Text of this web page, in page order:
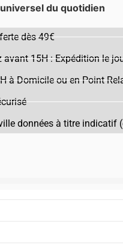
du quotidien
dès 49€
avant 15H : Expédition le
à Domicile ou en Point
données à titre